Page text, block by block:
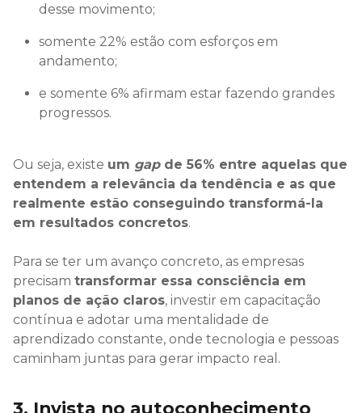
desse movimento;
somente 22% estão com esforços em
andamento;
e somente 6% afirmam estar fazendo grandes
progressos.
Ou seja, existe um gapde 56% entre aquelas que
entendem a relevância da tendência e as que
realmente estão conseguindo transformá-la
em resultados concretos.
Para se ter um avanço concreto, as empresas
precisam transformar essa consciência em
planos de ação claros, investir em capacitação
contínua e adotar uma mentalidade de
aprendizado constante, onde tecnologia e pessoas
caminham juntas para gerar impacto real.
3. Invista no autoconhecimento